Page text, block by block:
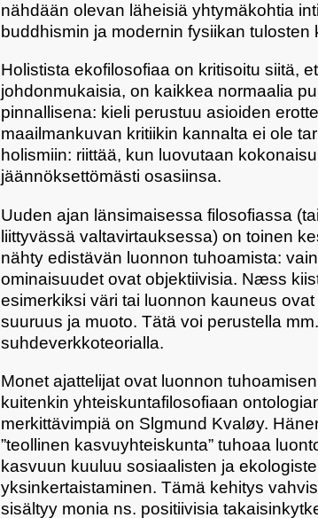
nähdään olevan läheisiä yhtymäkohtia
buddhismin ja modernin fysiikan tulosten
Holistista ekofilosofiaa on kritisoitu siitä,
johdonmukaisia, on kaikkea normaalia
pinnallisena: kieli perustuu asioiden
maailmankuvan kritiikin kannalta ei ole
holismiin: riittää, kun luovutaan
jäännöksettömästi osasiinsa.
Uuden ajan länsimaisessa filosofiassa
liittyvässä valtavirtauksessa) on toinen
nähty edistävän luonnon tuhoamista:
ominaisuudet ovat objektiivisia. Næss
esimerkiksi väri tai luonnon kauneus
suuruus ja muoto. Tätä voi perustella
suhdeverkkoteorialla.
Monet ajattelijat ovat luonnon
kuitenkin yhteiskuntafilosofiaan
merkittävimpiä on Slgmund Kvaløy.
”teollinen kasvuyhteiskunta” tuhoaa
kasvuun kuuluu sosiaalisten ja
yksinkertaistaminen. Tämä kehitys
sisältyy monia ns. positiivisia